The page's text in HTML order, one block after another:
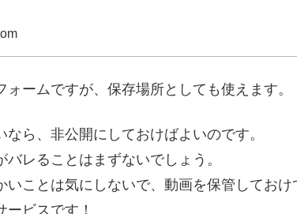
ームですが、保存場所としても使えます。
ら、非公開にしておけばよいのです。
バレることはまずないでしょう。
いことは気にしないで、動画を保管してお
ービスです！